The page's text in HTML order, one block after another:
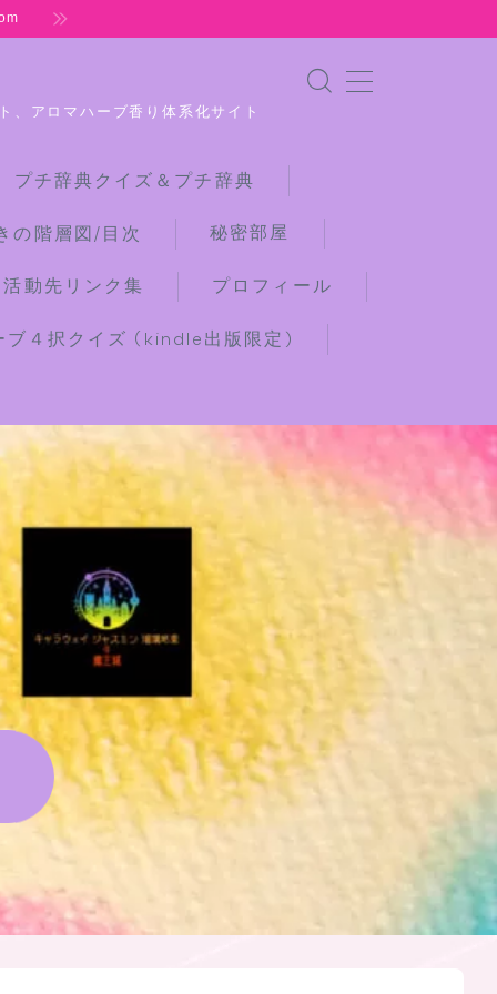
、アロマハーブ香り体系化サイト
チ辞典クイズ＆プチ辞典
の階層図/目次 秘密部屋
動先リンク集 プロフィール
４択クイズ (kindle出版限定)